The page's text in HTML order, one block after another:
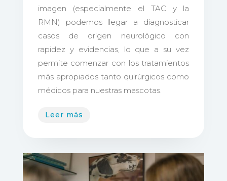
imagen (especialmente el TAC y la
RMN) podemos llegar a diagnosticar
casos de origen neurológico con
rapidez y evidencias, lo que a su vez
permite comenzar con los tratamientos
más apropiados tanto quirúrgicos como
médicos para nuestras mascotas.
Leer más